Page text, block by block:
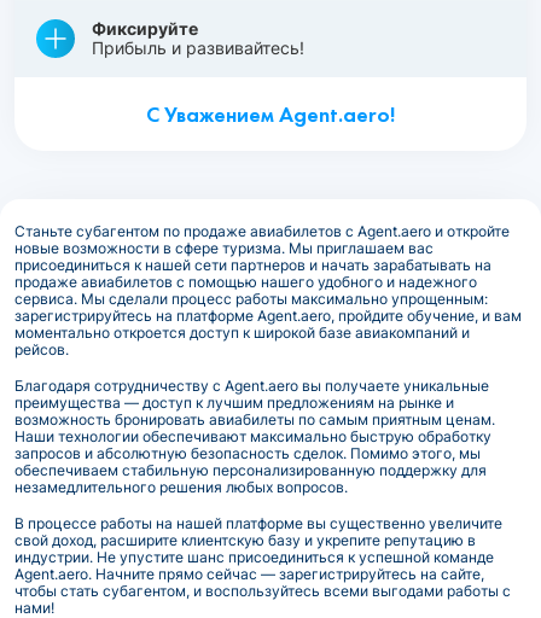
Фиксируйте
Прибыль и развивайтесь!
С Уважением Agent.aero!
Станьте субагентом по продаже авиабилетов с Agent.aero и откройте
новые возможности в сфере туризма. Мы приглашаем вас
присоединиться к нашей сети партнеров и начать зарабатывать на
продаже авиабилетов с помощью нашего удобного и надежного
сервиса. Мы сделали процесс работы максимально упрощенным:
зарегистрируйтесь на платформе Agent.aero, пройдите обучение, и вам
моментально откроется доступ к широкой базе авиакомпаний и
рейсов.
Благодаря сотрудничеству с Agent.aero вы получаете уникальные
преимущества — доступ к лучшим предложениям на рынке и
возможность бронировать авиабилеты по самым приятным ценам.
Наши технологии обеспечивают максимально быструю обработку
запросов и абсолютную безопасность сделок. Помимо этого, мы
обеспечиваем стабильную персонализированную поддержку для
незамедлительного решения любых вопросов.
В процессе работы на нашей платформе вы существенно увеличите
свой доход, расширите клиентскую базу и укрепите репутацию в
индустрии. Не упустите шанс присоединиться к успешной команде
Agent.aero. Начните прямо сейчас — зарегистрируйтесь на сайте,
чтобы стать субагентом, и воспользуйтесь всеми выгодами работы с
нами!